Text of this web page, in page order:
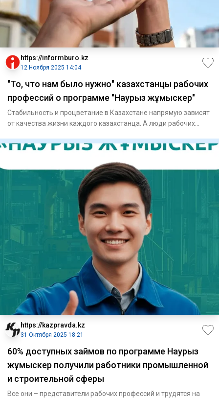
https://informburo.kz
12 Ноября 2025 14:04
"То, что нам было нужно" казахстанцы рабочих
профессий о программе "Наурыз жұмыскер"
Стабильность и процветание в Казахстане напрямую зависят
от качества жизни каждого казахстанца. А люди рабочих
https://kazpravda.kz
31 Октября 2025 18:21
60% доступных займов по программе Наурыз
жұмыскер получили работники промышленной
и строительной сферы
Все они – представители рабочих профессий и трудятся на